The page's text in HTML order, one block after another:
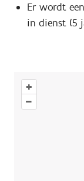
Er wordt
in dienst (5
+
–